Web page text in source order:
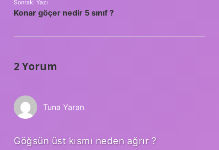
Sonraki Yazı
Konar göçer nedir 5 sınıf ?
2 Yorum
Tuna Yaran
Göğsün üst kısmı neden ağrır ?